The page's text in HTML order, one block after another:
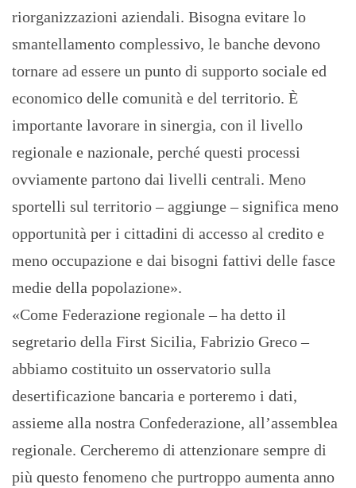
riorganizzazioni aziendali. Bisogna evitare lo
smantellamento complessivo, le banche devono
tornare ad essere un punto di supporto sociale ed
economico delle comunità e del territorio. È
importante lavorare in sinergia, con il livello
regionale e nazionale, perché questi processi
ovviamente partono dai livelli centrali. Meno
sportelli sul territorio – aggiunge – significa meno
opportunità per i cittadini di accesso al credito e
meno occupazione e dai bisogni fattivi delle fasce
medie della popolazione».
«Come Federazione regionale – ha detto il
segretario della First Sicilia, Fabrizio Greco –
abbiamo costituito un osservatorio sulla
desertificazione bancaria e porteremo i dati,
assieme alla nostra Confederazione, all’assemblea
regionale. Cercheremo di attenzionare sempre di
più questo fenomeno che purtroppo aumenta anno